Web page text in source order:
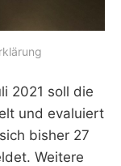
2021 soll die
und evaluiert
bisher 27
Weitere